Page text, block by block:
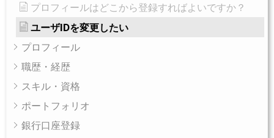
プロフィールはどこから登録すればよいですか？
ユーザIDを変更したい
プロフィール
職歴・経歴
スキル・資格
ポートフォリオ
銀行口座登録